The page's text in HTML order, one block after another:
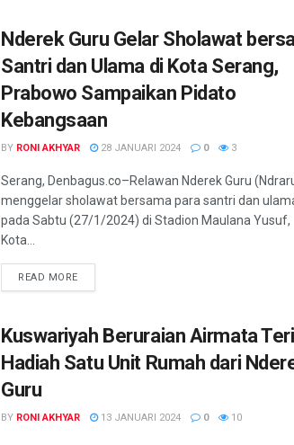
Nderek Guru Gelar Sholawat
Santri dan Ulama di Kota Serang,
Prabowo Sampaikan Pidato
Kebangsaan
BY RONI AKHYAR 28 JANUARI 2024 0 3
Serang, Denbagus.co–Relawan Nderek Guru
menggelar sholawat bersama para santri dan
pada Sabtu (27/1/2024) di Stadion Maulana Yusuf,
Kota...
READ MORE
Kuswariyah Beruraian Airmata
Hadiah Satu Unit Rumah dari
Guru
BY RONI AKHYAR 13 JANUARI 2024 0 10